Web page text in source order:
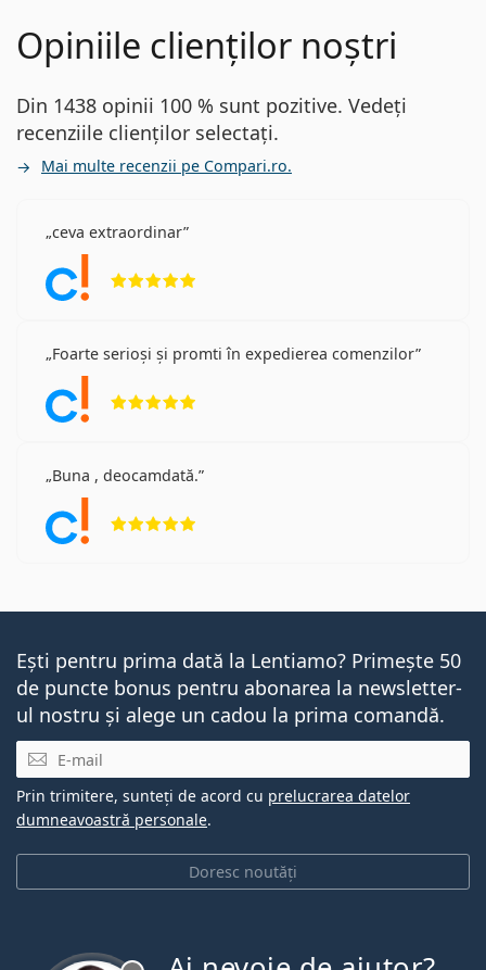
Opiniile clienților noștri
Din 1438 opinii 100 % sunt pozitive. Vedeți
recenziile clienților selectați.
Mai multe recenzii pe Compari.ro.
ceva extraordinar
Foarte serioși și promti în expedierea comenzilor
Buna , deocamdată.
Ești pentru prima dată la Lentiamo? Primește 50
de puncte bonus pentru abonarea la newsletter-
ul nostru și alege un cadou la prima comandă.
E-mail
Doresc noutăți
Prin trimitere, sunteți de acord cu prelucrarea datelor
dumneavoastră personale.